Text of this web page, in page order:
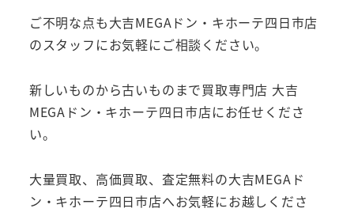
ご不明な点も大吉MEGAドン・キホーテ四日市店
のスタッフにお気軽にご相談ください。
新しいものから古いものまで買取専門店 大吉
MEGAドン・キホーテ四日市店にお任せくださ
い。
大量買取、高価買取、査定無料の大吉MEGAド
ン・キホーテ四日市店へお気軽にお越しくださ